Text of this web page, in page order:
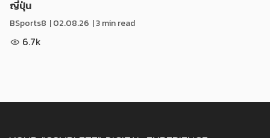
ญี่ปุ่น
BSports8 |02.08.26 | 3 min read
6.7k